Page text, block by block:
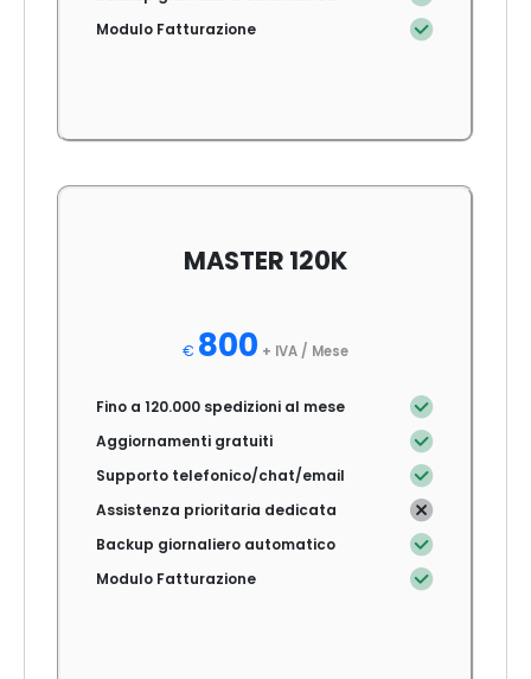
Modulo Fatturazione
MASTER 120K
€ 800 + IVA / Mese
Fino a 120.000 spedizioni al mese
Aggiornamenti gratuiti
Supporto telefonico/chat/email
Assistenza prioritaria dedicata
Backup giornaliero automatico
Modulo Fatturazione